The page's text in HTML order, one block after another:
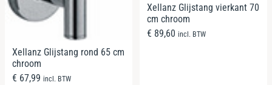
Xellanz Glijstang rond 65 cm
chroom
€ 67,99 incl. BTW
Xellanz Glijstang vierkant 70
cm chroom
€ 89,60 incl. BTW